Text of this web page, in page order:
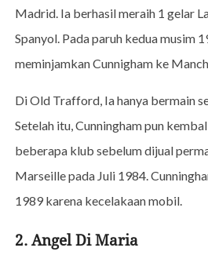
Madrid. Ia berhasil meraih 1 gelar
Spanyol. Pada paruh kedua musim
meminjamkan Cunnigham ke
Di Old Trafford, Ia hanya bermain
Setelah itu, Cunningham pun
beberapa klub sebelum dijual
Marseille pada Juli 1984.
1989 karena kecelakaan mobil.
2. Angel Di Maria